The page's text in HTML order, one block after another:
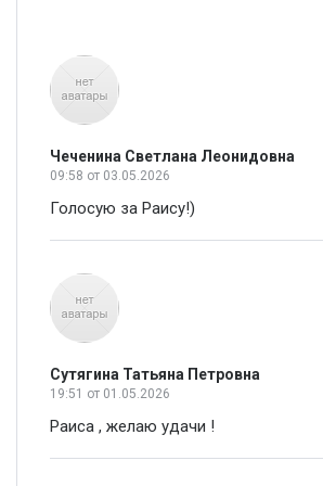
Чеченина Светлана Леонидовна
09:58 от 03.05.2026
Голосую за Раису!)
Сутягина Татьяна Петровна
19:51 от 01.05.2026
Раиса , желаю удачи !